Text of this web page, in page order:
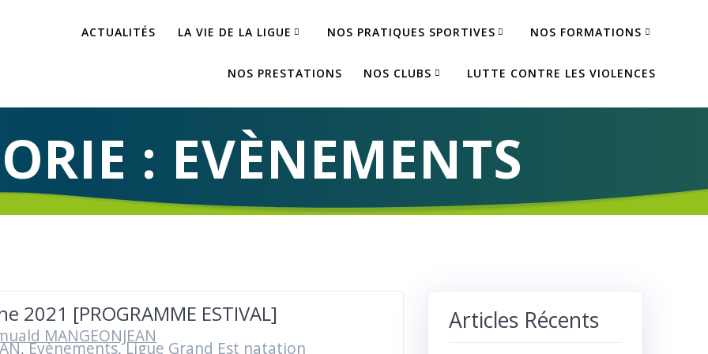
ACTUALITÉS LA VIE DE LA LIGUE NOS PRATIQUES SPORTIVES NOS FORMATIONS
NOS PRESTATIONS NOS CLUBS LUTTE CONTRE LES VIOLENCES
: EVÈNEMENTS
2021 [PROGRAMME ESTIVAL]
MANGEONJEAN
,Evènements,Ligue Grand Est natation
Articles Récents